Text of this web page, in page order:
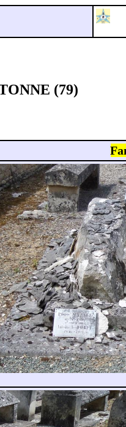
(79)